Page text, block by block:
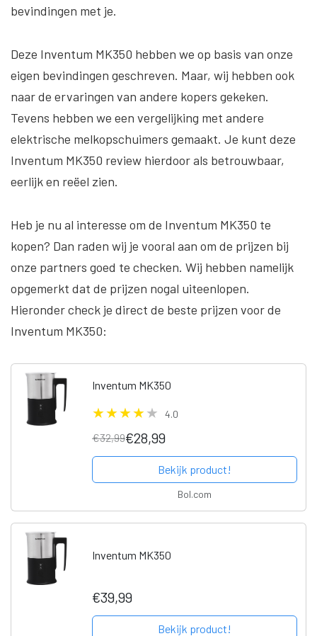
bevindingen met je.
Deze Inventum MK350 hebben we op basis van onze
eigen bevindingen geschreven. Maar, wij hebben ook
naar de ervaringen van andere kopers gekeken.
Tevens hebben we een vergelijking met andere
elektrische melkopschuimers gemaakt. Je kunt deze
Inventum MK350 review hierdoor als betrouwbaar,
eerlijk en reëel zien.
Heb je nu al interesse om de Inventum MK350 te
kopen? Dan raden wij je vooral aan om de prijzen bij
onze partners goed te checken. Wij hebben namelijk
opgemerkt dat de prijzen nogal uiteenlopen.
Hieronder check je direct de beste prijzen voor de
Inventum MK350:
Inventum MK350
4.0
€32,99€28,99
Bekijk product!
Bol.com
Inventum MK350
€39,99
Bekijk product!